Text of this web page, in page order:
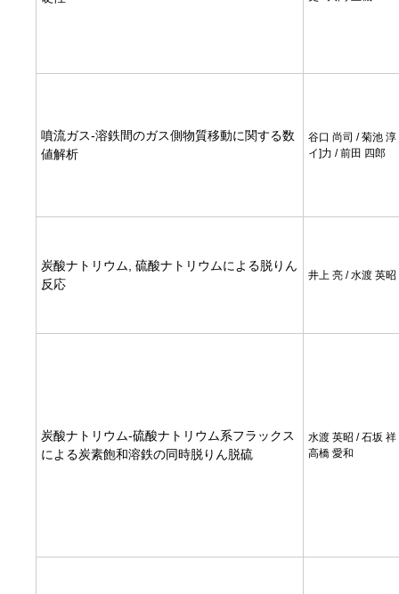
噴流ガス-溶鉄間のガス側物質移動に関する数
値解析
谷口 尚司 / 菊池 淳
イ]力 / 前田 四郎
炭酸ナトリウム, 硫酸ナトリウムによる脱りん
反応
井上 亮 / 水渡 英昭
炭酸ナトリウム-硫酸ナトリウム系フラックス
による炭素飽和溶鉄の同時脱りん脱硫
水渡 英昭 / 石坂 祥
高橋 愛和